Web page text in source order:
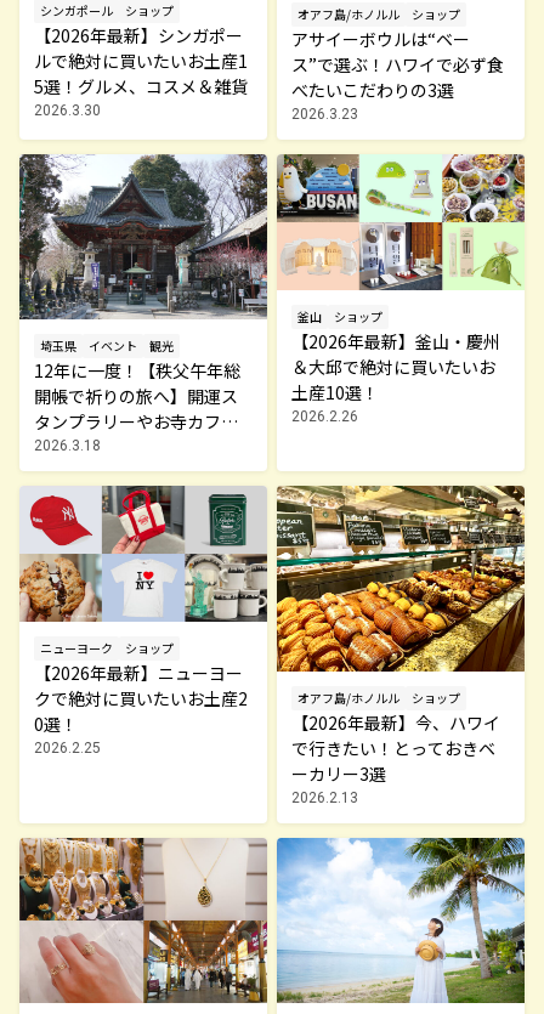
シンガポール ショップ
【2026年最新】シンガポー
ルで絶対に買いたいお土産1
5選！グルメ、コスメ＆雑貨
2026.3.30
オアフ島/ホノルル ショップ
アサイーボウルは“ベー
ス”で選ぶ！ハワイで必ず食
べたいこだわりの3選
2026.3.23
埼玉県 イベント 観光
12年に一度！【秩父午年総
開帳で祈りの旅へ】開運ス
タンプラリーやお寺カフェ
も
2026.3.18
釜山 ショップ
【2026年最新】釜山・慶州
＆大邱で絶対に買いたいお
土産10選！
2026.2.26
ニューヨーク ショップ
【2026年最新】ニューヨー
クで絶対に買いたいお土産2
0選！
2026.2.25
オアフ島/ホノルル ショップ
【2026年最新】今、ハワイ
で行きたい！とっておきベ
ーカリー3選
2026.2.13